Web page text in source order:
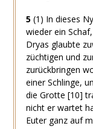
5 (1) In dieses
wieder ein
Dryas glaubte
züchtigen und
zurückbringen
einer Schlinge,
die Grotte [10]
nicht er wartet
Euter ganz auf